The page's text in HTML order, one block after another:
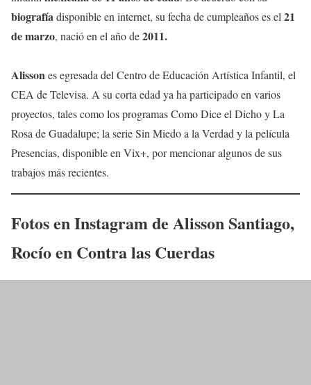
biografíadisponible en internet, su fecha de cumpleaños es el 21
de marzo, nació en el año de2011.
Alissones egresada del Centro de Educación Artística Infantil, el
CEA de Televisa. A su corta edad ya ha participado en varios
proyectos, tales como los programas Como Dice el Dicho y La
Rosa de Guadalupe; la serie Sin Miedo a la Verdad y la película
Presencias, disponible en Vix+, por mencionar algunos de sus
trabajos más recientes.
Fotos en Instagram de Alisson Santiago,
Rocíoen Contra las Cuerdas